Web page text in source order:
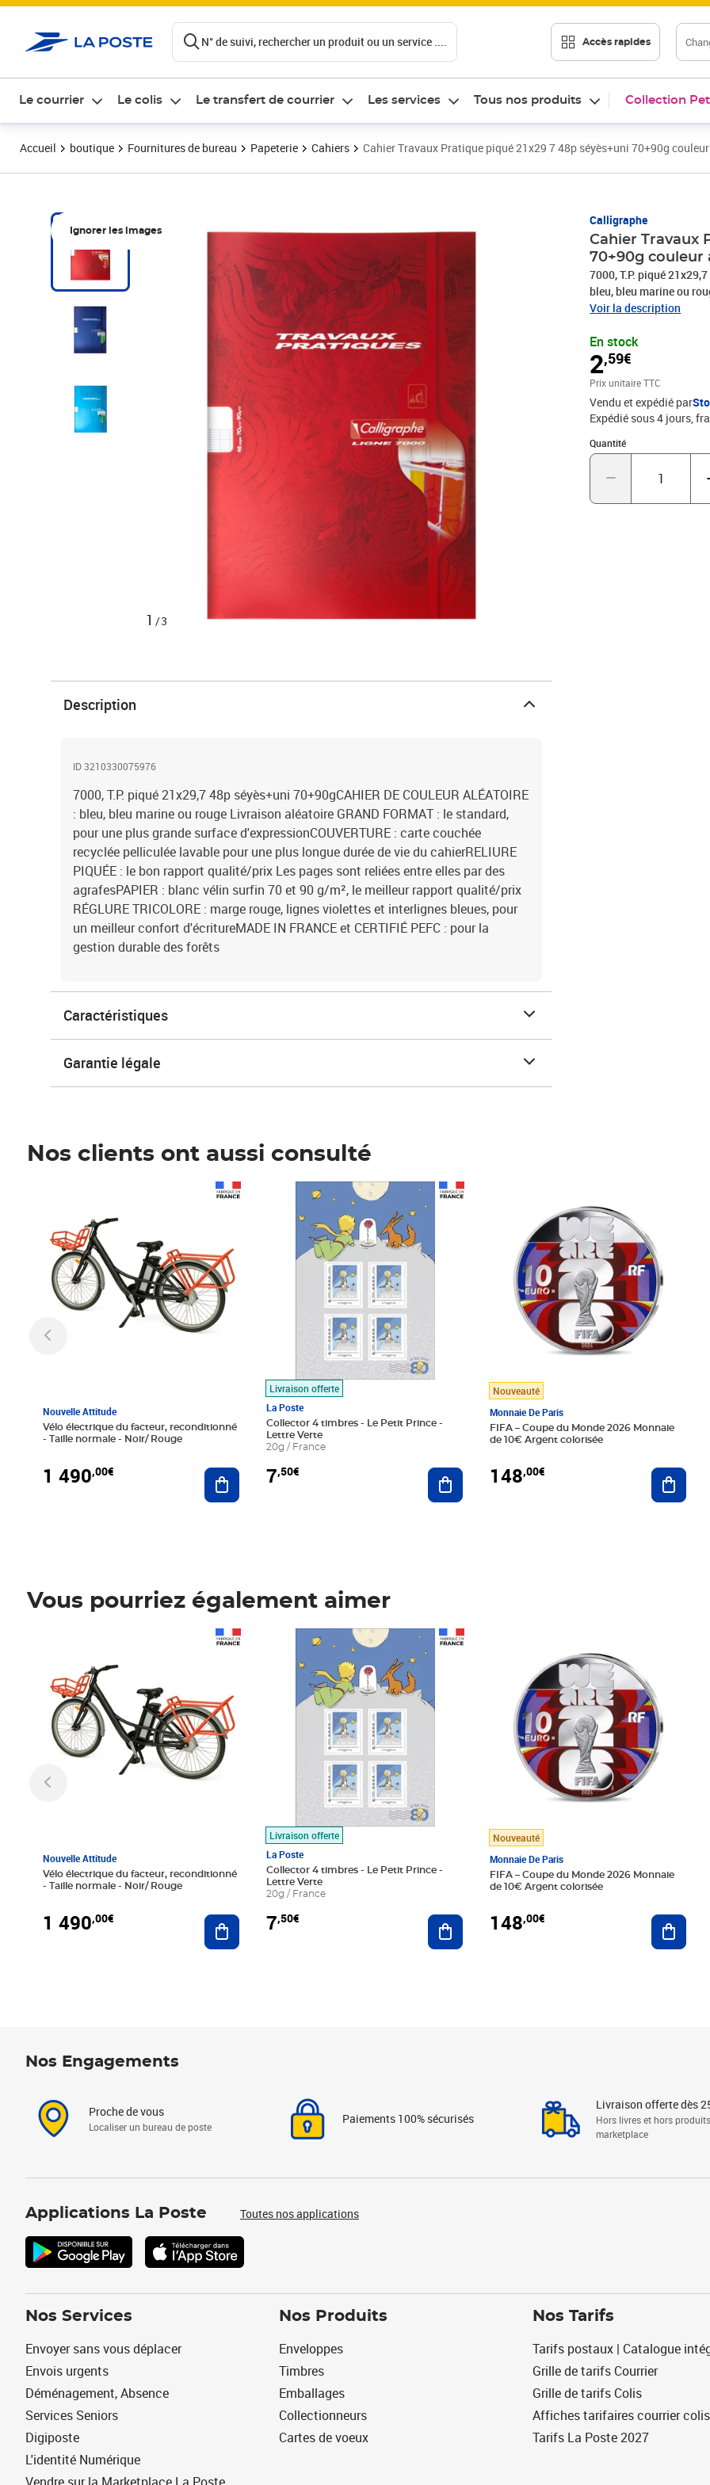
N° de suivi, rechercher un produit ou un service .... Accès rapides
Le courrier Le colis Le transfert de courrier Les services Tous nos produits Collection
Accueil boutique Fournitures de bureau Papeterie Cahiers Cahier Travaux Pratique piqué 21x29 7 48p séyès+uni 70+90g
Ignorer les images
1 /3
Calligraphe
Cahier Travaux
70+90g couleur
7000, T.P. piqué
bleu, bleu marine ou
une plus grande surface
qualité/prix Les pages
surfin 70 et 90 g/m², le
rouge, lignes violettes
IN FRANCE et
Voir la description
En stock
2,59€
Prix 2,59€
Prix unitaire TTC
Vendu et expédié par
Expédié sous 4 jours,
Quantité
Quantité : 1
Description
ID 3210330075976
7000, T.P. piqué 21x29,7 48p séyès+uni 70+90gCAHIER DE COULEUR ALÉATOIRE
: bleu, bleu marine ou rouge Livraison aléatoire GRAND FORMAT : le standard,
pour une plus grande surface d'expressionCOUVERTURE : carte couchée
recyclée pelliculée lavable pour une plus longue durée de vie du cahierRELIURE
PIQUÉE : le bon rapport qualité/prix Les pages sont reliées entre elles par des
agrafesPAPIER : blanc vélin surfin 70 et 90 g/m², le meilleur rapport qualité/prix
RÉGLURE TRICOLORE : marge rouge, lignes violettes et interlignes bleues, pour
un meilleur confort d'écritureMADE IN FRANCE et CERTIFIÉ PEFC : pour la
gestion durable des forêts
Caractéristiques
Garantie légale
Nos clients ont aussi consulté
Nouvelle Attitude
Vélo électrique du facteur, reconditionné
- Taille normale - Noir/ Rouge
1 490,00€ Ajouter au panier
Livraison offerte
La Poste
Collector 4 timbres - Le Petit Prince -
Lettre Verte
20g / France
7,50€
Prix 7,50€
Ajouter au panier
Nouveauté
Monnaie De Paris
FIFA – Coupe du Monde 2026 Monnaie
de 10€ Argent colorisée
148,00€
Vous pourriez également aimer
Nouvelle Attitude
Vélo électrique du facteur, reconditionné
- Taille normale - Noir/ Rouge
1 490,00€ Ajouter au panier
Livraison offerte
La Poste
Collector 4 timbres - Le Petit Prince -
Lettre Verte
20g / France
7,50€
Prix 7,50€
Ajouter au panier
Nouveauté
Monnaie De Paris
FIFA – Coupe du Monde 2026 Monnaie
de 10€ Argent colorisée
148,00€
Nos Engagements
Proche de vous
Localiser un bureau de poste
Paiements 100% sécurisés
Livraison offerte dès
Hors livres et hors produits
marketplace
Applications La Poste Toutes nos applications
Nos Services
Envoyer sans vous déplacer
Envois urgents
Déménagement, Absence
Services Seniors
Digiposte
L'identité Numérique
Nos Produits
Enveloppes
Timbres
Emballages
Collectionneurs
Cartes de voeux
Nos Tarifs
Tarifs postaux | Catalogue
Grille de tarifs Courrier
Grille de tarifs Colis
Affiches tarifaires courrier colis
Tarifs La Poste 2027